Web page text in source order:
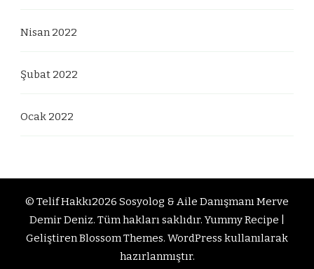
Nisan 2022
Şubat 2022
Ocak 2022
© Telif Hakkı2026 Sosyolog & Aile Danışmanı Merve
Demir Deniz. Tüm hakları saklıdır.Yummy Recipe |
Geliştiren Blossom Themes. WordPress kullanılarak
hazırlanmıştır.